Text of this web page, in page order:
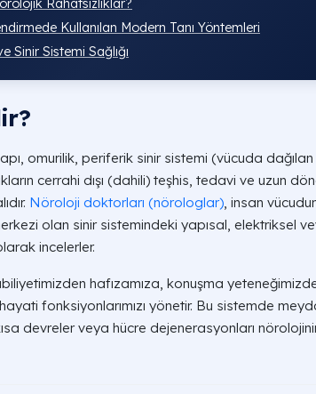
Rahatsızlıklar?
Kullanılan Modern Tanı Yöntemleri
Sinir Sistemi Sağlığı
omurilik, periferik sinir sistemi (vücuda dağılan
cerrahi dışı (dahili) teşhis, tedavi ve uzun
Nöroloji doktorları (nörologlar), insan
olan sinir sistemindeki yapısal, elektriksel
incelerler.
hafızamıza, konuşma
fonksiyonlarımızı yönetir. Bu sistemde
devreler veya hücre dejenerasyonları